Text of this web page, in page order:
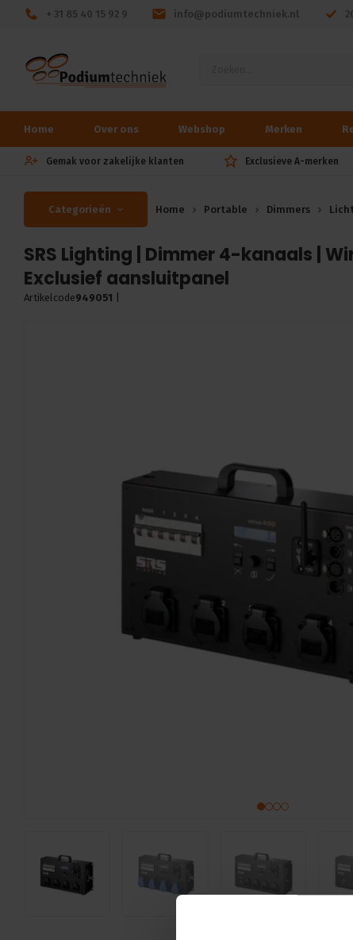
+ 31 85 40 15 92 9 info@podiumtechniek.nl
Home Over ons Webshop Merken
Gemak voor zakelijke klanten Exclusieve A-merken
Categorieën Home Portable Dimmers Licht
SRS Lighting | Dimmer 4-kanaals |
Exclusief aansluitpanel
Artikelcode949051